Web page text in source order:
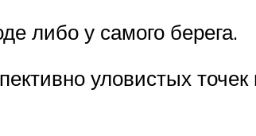
либо у самого берега.
уловистых точек